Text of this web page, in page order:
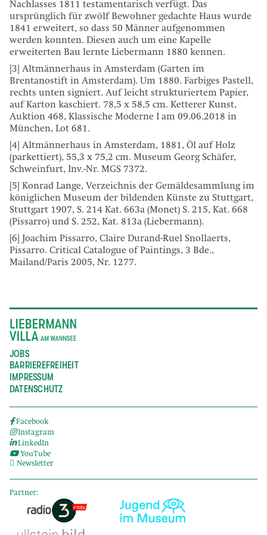
Nachlasses 1811 testamentarisch verfügt. Das
ursprünglich für zwölf Bewohner gedachte Haus wurde
1841 erweitert, so dass 50 Männer aufgenommen
werden konnten. Diesen auch um eine Kapelle
erweiterten Bau lernte Liebermann 1880 kennen.
[3] Altmännerhaus in Amsterdam (Garten im
Brentanostift in Amsterdam). Um 1880. Farbiges Pastell,
rechts unten signiert. Auf leicht strukturiertem Papier,
auf Karton kaschiert. 78,5 x 58,5 cm. Ketterer Kunst,
Auktion 468, Klassische Moderne I am 09.06.2018 in
München, Lot 681.
[4] Altmännerhaus in Amsterdam, 1881, Öl auf Holz
(parkettiert), 55,3 x 75,2 cm. Museum Georg Schäfer,
Schweinfurt, Inv.-Nr. MGS 7372.
[5] Konrad Lange, Verzeichnis der Gemäldesammlung im
königlichen Museum der bildenden Künste zu Stuttgart,
Stuttgart 1907, S. 214 Kat. 663a (Monet) S. 215, Kat. 668
(Pissarro) und S. 252, Kat. 813a (Liebermann).
[6] Joachim Pissarro, Claire Durand-Ruel Snollaerts,
Pissarro. Critical Catalogue of Paintings, 3 Bde.,
Mailand/Paris 2005, Nr. 1277.
JOBS
BARRIEREFREIHEIT
IMPRESSUM
DATENSCHUTZ
Facebook
Instagram
LinkedIn
YouTube
Newsletter
Partner: